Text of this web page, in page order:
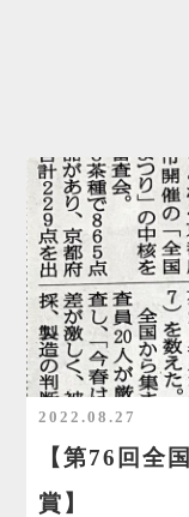
2022.08.27
【第76回全
賞】